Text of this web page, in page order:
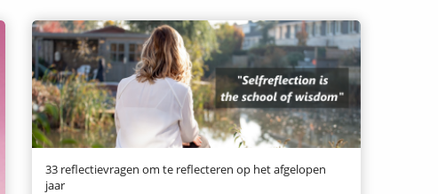
33 reflectievragen om te reflecteren op het afgelopen
jaar